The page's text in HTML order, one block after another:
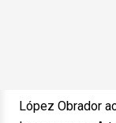
López Obrador